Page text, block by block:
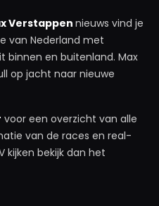
Verstappennieuws vind je
van Nederland met
binnen en buitenland. Max
op jacht naar nieuwe
voor een overzicht van alle
van de races en real-
kijken bekijk dan het